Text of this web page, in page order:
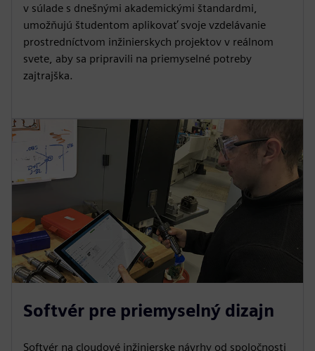
v súlade s dnešnými akademickými štandardmi,
umožňujú študentom aplikovať svoje vzdelávanie
prostredníctvom inžinierskych projektov v reálnom
svete, aby sa pripravili na priemyselné potreby
zajtrajška.
Softvér pre priemyselný dizajn
Softvér na cloudové inžinierske návrhy od spoločnosti